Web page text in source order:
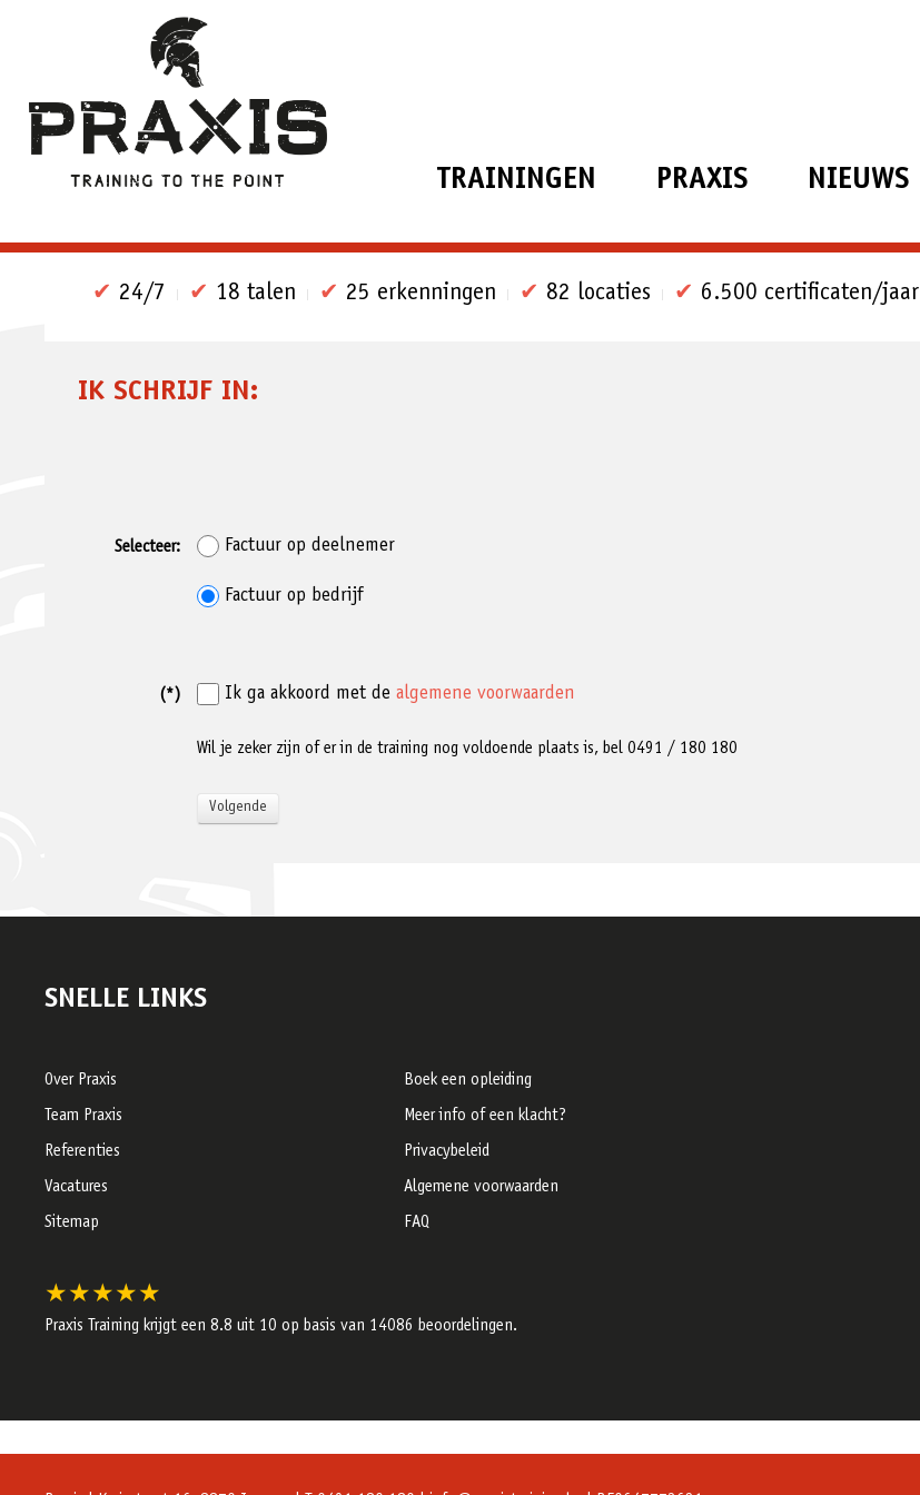
TRAININGEN PRAXIS NIEUWS
✔ 24/7 ✔ 18 talen ✔ 25 erkenningen ✔ 82 locaties ✔ 6.500 certificaten/jaar
IK SCHRIJF IN:
Selecteer: Factuur op deelnemer
Factuur op bedrijf
(*) Ik ga akkoord met de algemene voorwaarden
Wil je zeker zijn of er in de training nog voldoende plaats is, bel 0491 / 180 180
SNELLE LINKS
Over Praxis
Team Praxis
Referenties
Vacatures
Sitemap
Boek een opleiding
Meer info of een klacht?
Privacybeleid
Algemene voorwaarden
FAQ
★★★★★
Praxis Training krijgt een 8.8 uit 10 op basis van 14086 beoordelingen.